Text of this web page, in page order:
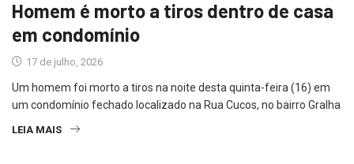
Homem é morto a tiros dentro de casa
em condomínio
17 de julho, 2026
Um homem foi morto a tiros na noite desta quinta-feira (16) em
um condomínio fechado localizado na Rua Cucos, no bairro Gralha
LEIA MAIS